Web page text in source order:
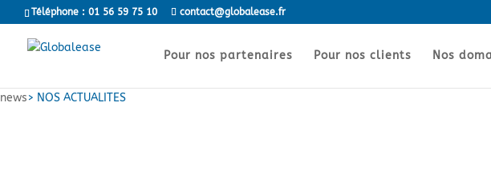
Téléphone : 01 56 59 75 10 contact@globalease.fr
Pour nos partenaires Pour nos clients Nos
news> NOS ACTUALITES